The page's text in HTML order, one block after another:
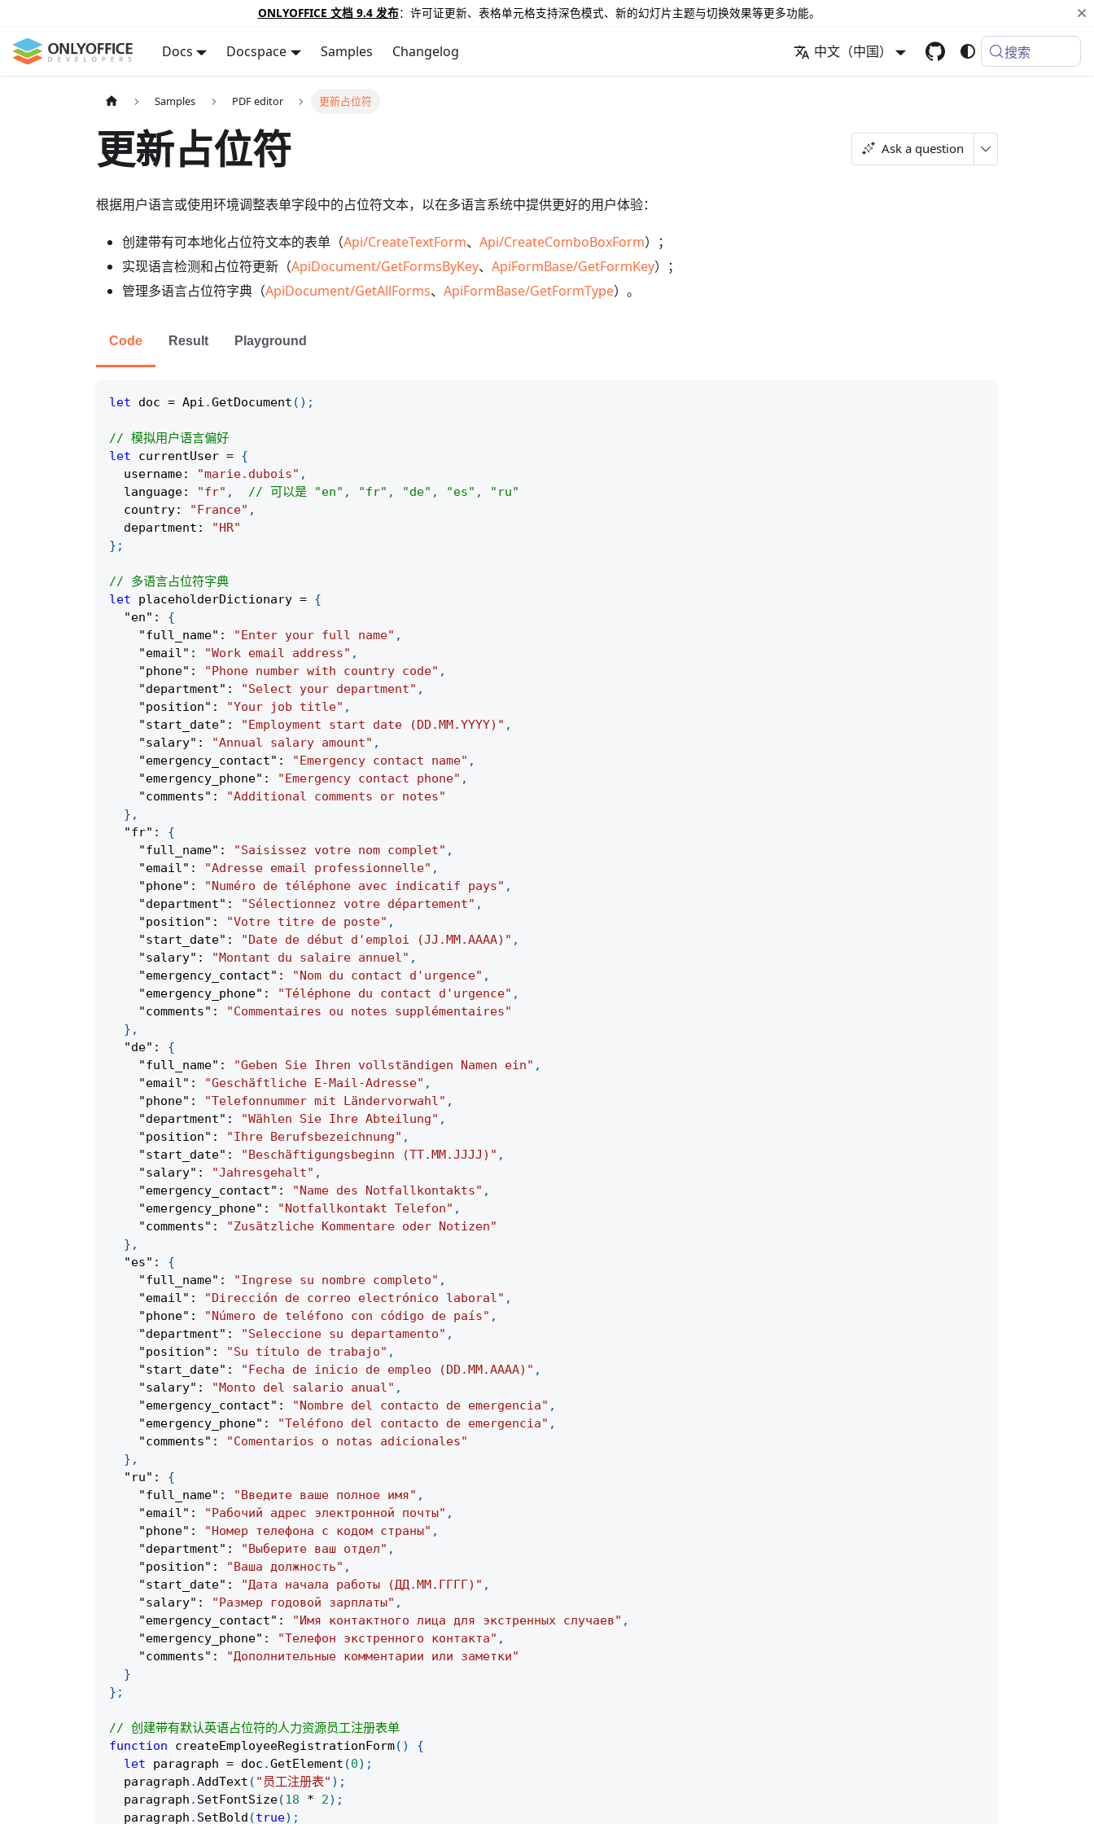
ONLYOFFICE 文档 9.4 发布：许可证更新、表格单元格支持深色模式、新的幻灯片主题与切换效果等更多功能。
Docs Docspace Samples Changelog 中文（中国） 搜索
Samples PDF editor 更新占位符
更新占位符 Ask a question
根据用户语言或使用环境调整表单字段中的占位符文本，以在多语言系统中提供更好的用户体验：
创建带有可本地化占位符文本的表单（Api/CreateTextForm、 Api/CreateComboBoxForm）；
实现语言检测和占位符更新（ApiDocument/GetFormsByKey、 ApiFormBase/GetFormKey）；
管理多语言占位符字典（ApiDocument/GetAllForms、 ApiFormBase/GetFormType）。
Code Result Playground
let doc = Api .GetDocument ( ) ;
// 模拟用户语言偏好
let currentUser = {
  username
: "marie.dubois" ,
  language
: "fr" ,
// 可以是 "en", "fr", "de", "es", "ru"
  country
: "France" ,
  department
:
"HR"
} ;
// 多语言占位符字典
let placeholderDictionary = {
"en" :
{
"full_name" : "Enter your full name" ,
"email" : "Work email address" ,
"phone" : "Phone number with country code" ,
"department" : "Select your department" ,
"position" : "Your job title" ,
"start_date" : "Employment start date (DD.MM.YYYY)" ,
"salary" : "Annual salary amount" ,
"emergency_contact" : "Emergency contact name" ,
"emergency_phone" : "Emergency contact phone" ,
"comments" :
"Additional comments or notes"
} ,
"fr" :
{
"full_name" : "Saisissez votre nom complet" ,
"email" : "Adresse email professionnelle" ,
"phone" : "Numéro de téléphone avec indicatif pays" ,
"department" : "Sélectionnez votre département" ,
"position" : "Votre titre de poste" ,
"start_date" : "Date de début d'emploi (JJ.MM.AAAA)" ,
"salary" : "Montant du salaire annuel" ,
"emergency_contact" : "Nom du contact d'urgence" ,
"emergency_phone" : "Téléphone du contact d'urgence" ,
"comments" :
"Commentaires ou notes supplémentaires"
} ,
"de" :
{
"full_name" : "Geben Sie Ihren vollständigen Namen ein" ,
"email" : "Geschäftliche E-Mail-Adresse" ,
"phone" : "Telefonnummer mit Ländervorwahl" ,
"department" : "Wählen Sie Ihre Abteilung" ,
"position" : "Ihre Berufsbezeichnung" ,
"start_date" : "Beschäftigungsbeginn (TT.MM.JJJJ)" ,
"salary" : "Jahresgehalt" ,
"emergency_contact" : "Name des Notfallkontakts" ,
"emergency_phone" : "Notfallkontakt Telefon" ,
"comments" :
"Zusätzliche Kommentare oder Notizen"
} ,
"es" :
{
"full_name" : "Ingrese su nombre completo" ,
"email" : "Dirección de correo electrónico laboral" ,
"phone" : "Número de teléfono con código de país" ,
"department" : "Seleccione su departamento" ,
"position" : "Su título de trabajo" ,
"start_date" : "Fecha de inicio de empleo (DD.MM.AAAA)" ,
"salary" : "Monto del salario anual" ,
"emergency_contact" : "Nombre del contacto de emergencia" ,
"emergency_phone" : "Teléfono del contacto de emergencia" ,
"comments" :
"Comentarios o notas adicionales"
} ,
"ru" :
{
"full_name" : "Введите ваше полное имя" ,
"email" : "Рабочий адрес электронной почты" ,
"phone" : "Номер телефона с кодом страны" ,
"department" : "Выберите ваш отдел" ,
"position" : "Ваша должность" ,
"start_date" : "Дата начала работы (ДД.ММ.ГГГГ)" ,
"salary" : "Размер годовой зарплаты" ,
"emergency_contact" : "Имя контактного лица для экстренных случаев" ,
"emergency_phone" : "Телефон экстренного контакта" ,
"comments" :
"Дополнительные комментарии или заметки"
}
} ;
// 创建带有默认英语占位符的人力资源员工注册表单
function
createEmployeeRegistrationForm( )
{
let paragraph = doc .GetElement (0) ;
  paragraph
.AddText ( "员工注册表" ) ;
  paragraph
. SetFontSize(18 * 2) ;
  paragraph
. SetBold (true) ;